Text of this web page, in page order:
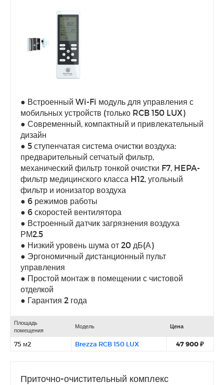
● Встроенный Wi-Fi модуль для управления с
мобильных устройств (только RCB 150 LUX)
● Современный, компактный и привлекательный
дизайн
● 5 ступенчатая система очистки воздуха:
предварительный сетчатый фильтр,
механический фильтр тонкой очистки F7, HEPA-
фильтр медицинского класса H12, угольный
фильтр и ионизатор воздуха
● 6 режимов работы
● 6 скоростей вентилятора
● Встроенный датчик загрязнения воздуха
РМ2.5
● Низкий уровень шума от 20 дБ(А)
● Эргономичный дистанционный пульт
управления
● Простой монтаж в помещении с чистовой
отделкой
● Гарантия 2 года
Площадь
помещения
Модель Цена
75 м2 Brezza RCB 150 LUX 47 900 ₽
Приточно-очистительный комплекс